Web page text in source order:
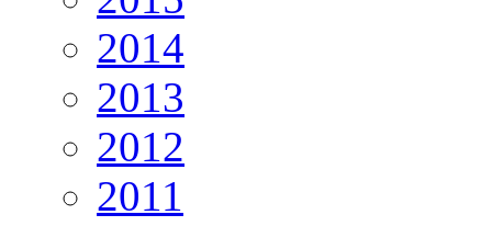
2014
2013
2012
2011